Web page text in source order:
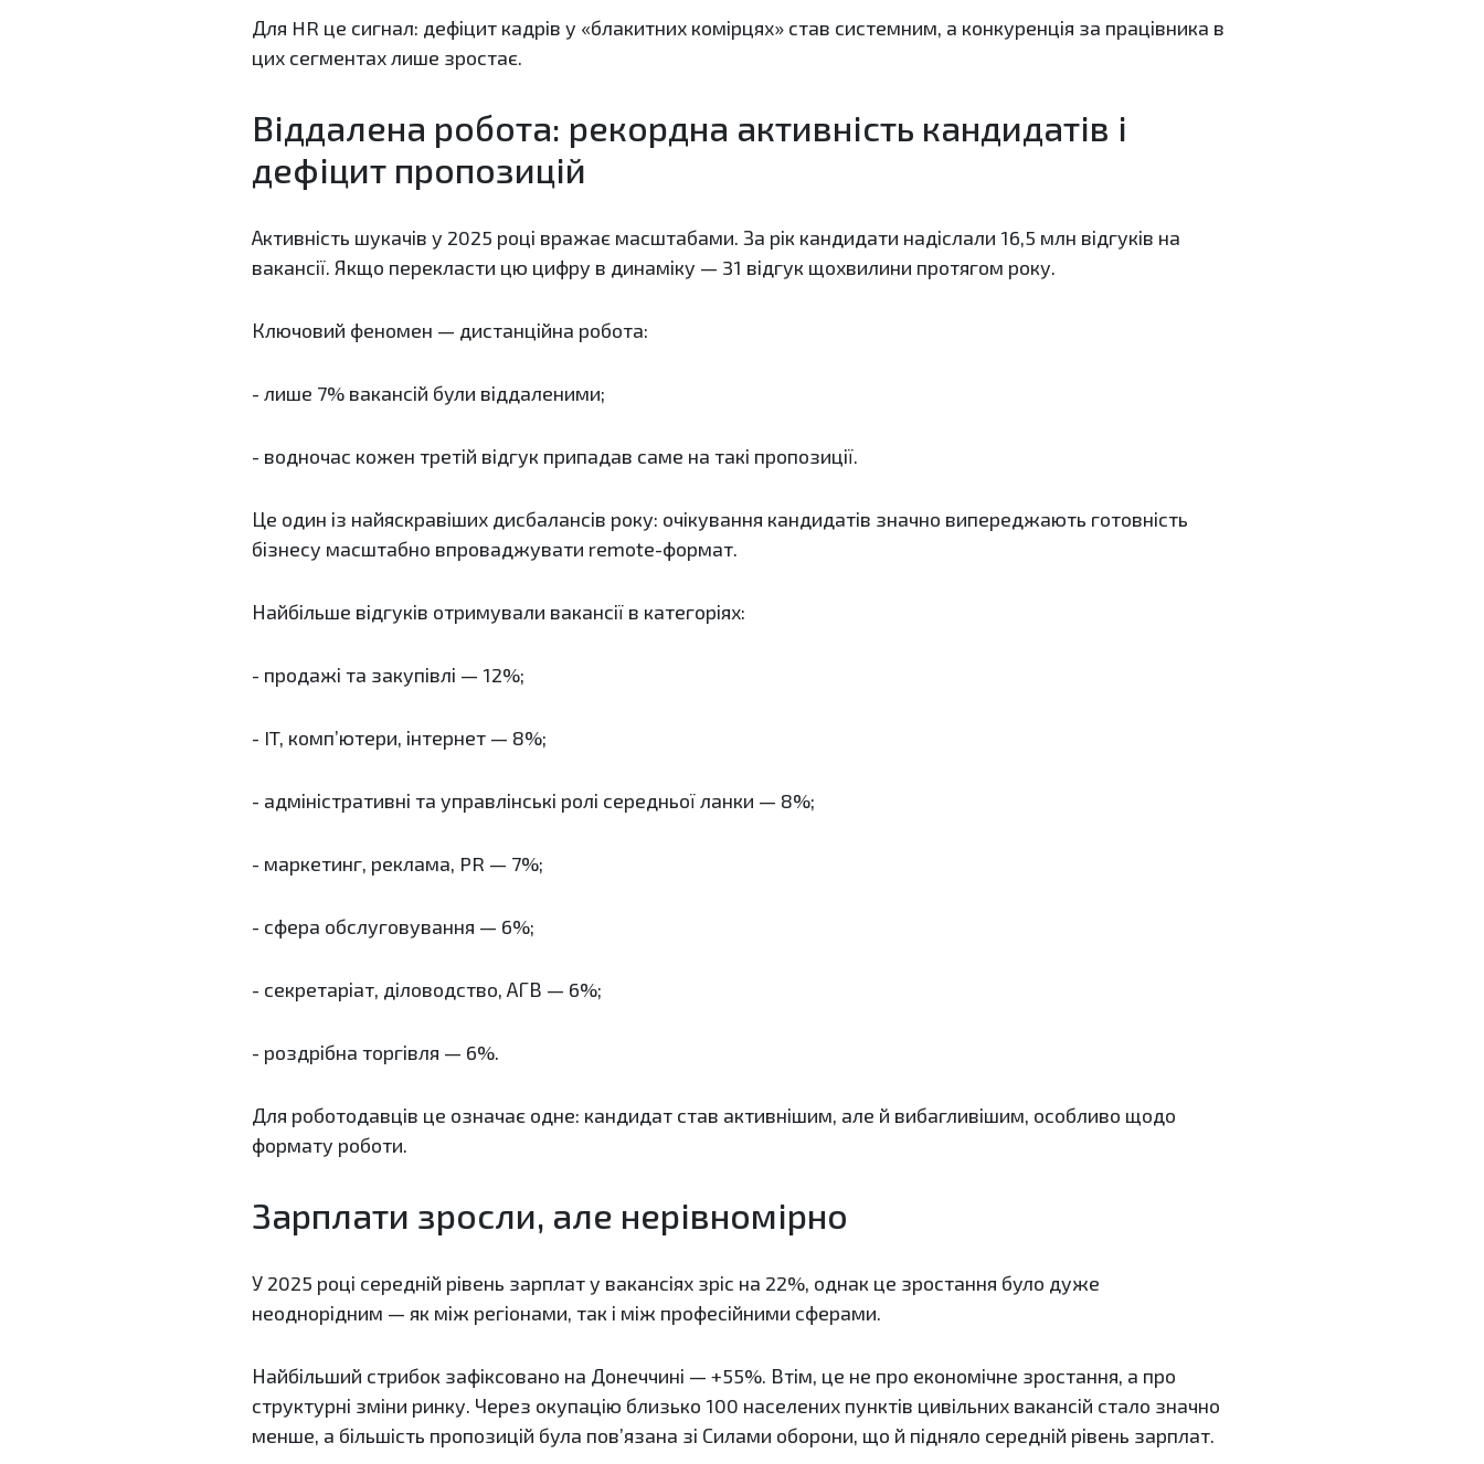
Для HR це сигнал: дефіцит кадрів у «блакитних комірцях» став системним, а конкуренція за працівника в
цих сегментах лише зростає.
Віддалена робота: рекордна активність кандидатів і
дефіцит пропозицій
Активність шукачів у 2025 році вражає масштабами. За рік кандидати надіслали 16,5 млн відгуків на
вакансії. Якщо перекласти цю цифру в динаміку — 31 відгук щохвилини протягом року.
Ключовий феномен — дистанційна робота:
- лише 7% вакансій були віддаленими;
- водночас кожен третій відгук припадав саме на такі пропозиції.
Це один із найяскравіших дисбалансів року: очікування кандидатів значно випереджають готовність
бізнесу масштабно впроваджувати remote-формат.
Найбільше відгуків отримували вакансії в категоріях:
- продажі та закупівлі — 12%;
- IT, комп’ютери, інтернет — 8%;
- адміністративні та управлінські ролі середньої ланки — 8%;
- маркетинг, реклама, PR — 7%;
- сфера обслуговування — 6%;
- секретаріат, діловодство, АГВ — 6%;
- роздрібна торгівля — 6%.
Для роботодавців це означає одне: кандидат став активнішим, але й вибагливішим, особливо щодо
формату роботи.
Зарплати зросли, але нерівномірно
У 2025 році середній рівень зарплат у вакансіях зріс на 22%, однак це зростання було дуже
неоднорідним — як між регіонами, так і між професійними сферами.
Найбільший стрибок зафіксовано на Донеччині — +55%. Втім, це не про економічне зростання, а про
структурні зміни ринку. Через окупацію близько 100 населених пунктів цивільних вакансій стало значно
менше, а більшість пропозицій була пов’язана зі Силами оборони, що й підняло середній рівень зарплат.